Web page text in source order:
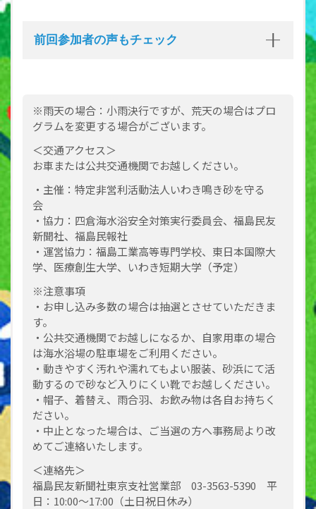
前回参加者の声もチェック
※雨天の場合：小雨決行ですが、荒天の場合はプロ
グラムを変更する場合がございます。
＜交通アクセス＞
お車または公共交通機関でお越しください。
・主催：特定非営利活動法人いわき鳴き砂を守る
会
・協力：四倉海水浴安全対策実行委員会、福島民友
新聞社、福島民報社
・運営協力：福島工業高等専門学校、東日本国際大
学、医療創生大学、いわき短期大学（予定）
※注意事項
・お申し込み多数の場合は抽選とさせていただきま
す。
・公共交通機関でお越しになるか、自家用車の場合
は海水浴場の駐車場をご利用ください。
・動きやすく汚れや濡れてもよい服装、砂浜にて活
動するので砂など入りにくい靴でお越しください。
・帽子、着替え、雨合羽、お飲み物は各自お持ちく
ださい。
・中止となった場合は、ご当選の方へ事務局より改
めてご連絡いたします。
＜連絡先＞
福島民友新聞社東京支社営業部 03-3563-5390 平
日：10:00～17:00（土日祝日休み）